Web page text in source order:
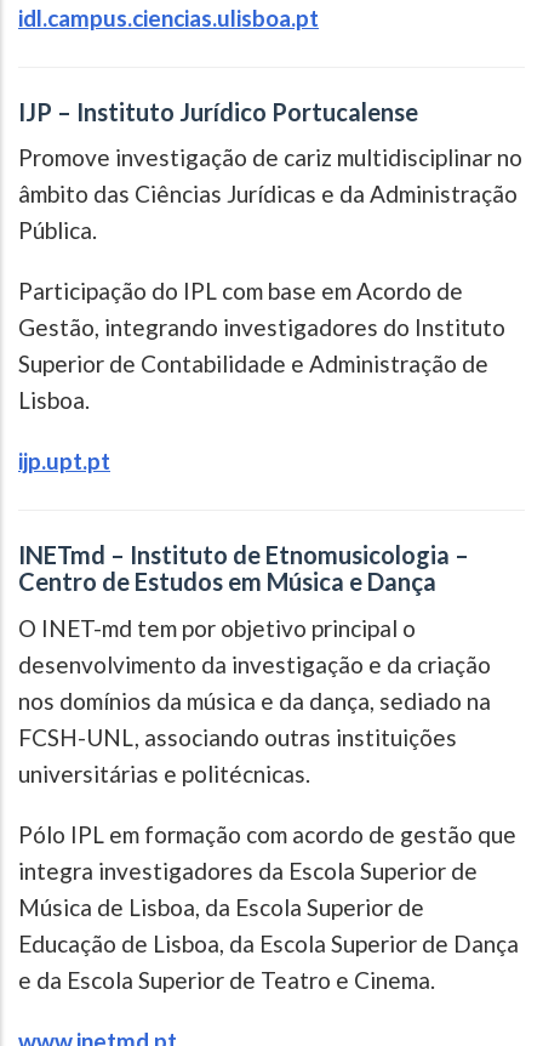
idl.campus.ciencias.ulisboa.pt
IJP – Instituto Jurídico Portucalense
Promove investigação de cariz multidisciplinar no
âmbito das Ciências Jurídicas e da Administração
Pública.
Participação do IPL com base em Acordo de
Gestão, integrando investigadores do Instituto
Superior de Contabilidade e Administração de
Lisboa.
ijp.upt.pt
INETmd – Instituto de Etnomusicologia –
Centro de Estudos em Música e Dança
O INET-md tem por objetivo principal o
desenvolvimento da investigação e da criação
nos domínios da música e da dança, sediado na
FCSH-UNL, associando outras instituições
universitárias e politécnicas.
Pólo IPL em formação com acordo de gestão que
integra investigadores da Escola Superior de
Música de Lisboa, da Escola Superior de
Educação de Lisboa, da Escola Superior de Dança
e da Escola Superior de Teatro e Cinema.
www.inetmd.pt